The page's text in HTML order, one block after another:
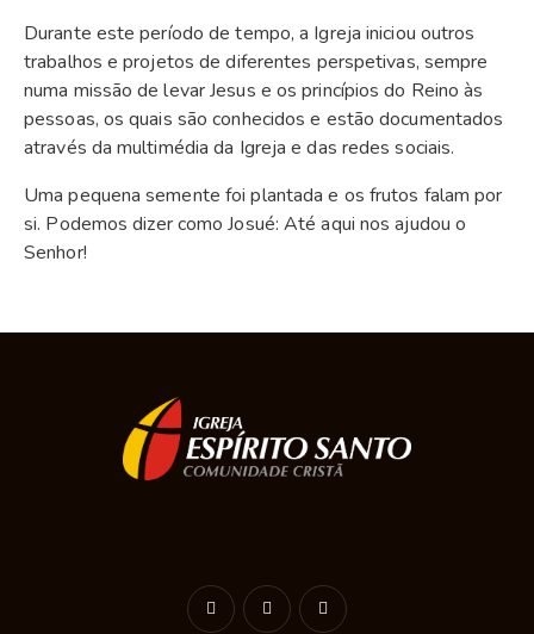
Durante este período de tempo, a Igreja iniciou outros
trabalhos e projetos de diferentes perspetivas, sempre
numa missão de levar Jesus e os princípios do Reino às
pessoas, os quais são conhecidos e estão documentados
através da multimédia da Igreja e das redes sociais.
Uma pequena semente foi plantada e os frutos falam por
si. Podemos dizer como Josué: Até aqui nos ajudou o
Senhor!